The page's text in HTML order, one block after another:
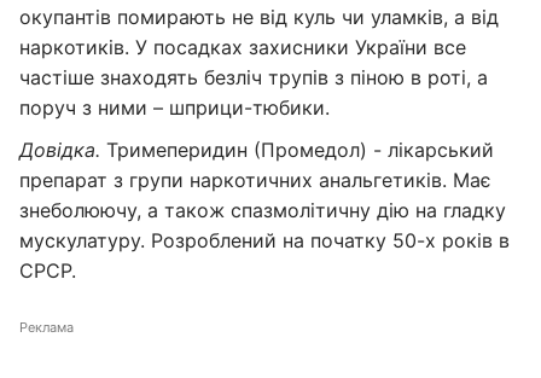
окупантів помирають не від куль чи уламків, а від
наркотиків. У посадках захисники України все
частіше знаходять безліч трупів з піною в роті, а
поруч з ними – шприци-тюбики.
Довідка. Тримеперидин (Промедол) - лікарський
препарат з групи наркотичних анальгетиків. Має
знеболюючу, а також спазмолітичну дію на гладку
мускулатуру. Розроблений на початку 50-х років в
СРСР.
Реклама